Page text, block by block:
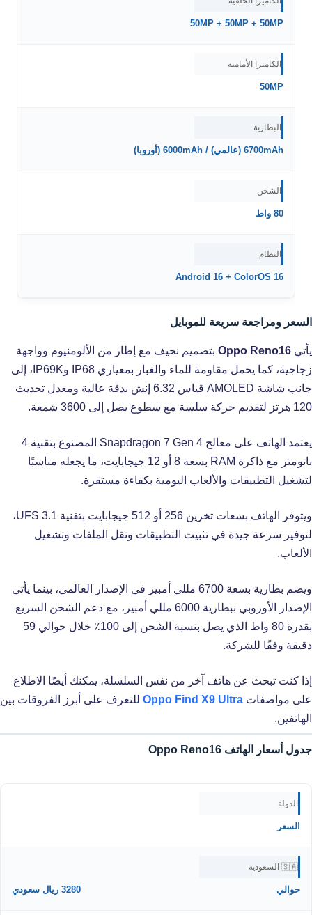
50MP + 50MP + 50MP
الكاميرا الأمامية
50MP
البطارية
6700mAh (عالمي) / 6000mAh (أوروبا)
الشحن
80 واط
النظام
Android 16 + ColorOS 16
السعر ومراجعة سريعة للموبايل
يأتي Oppo Reno16 بتصميم نحيف مع إطار من الألومنيوم وواجهة
زجاجية، كما يحمل مقاومة للماء والغبار بمعياري IP68 وIP69K، إلى
جانب شاشة AMOLED قياس 6.32 إنش بدقة عالية ومعدل تحديث
120 هرتز لتقديم حركة سلسة مع سطوع يصل إلى 3600 شمعة.
يعتمد الهاتف على معالج Snapdragon 7 Gen 4 المصنوع بتقنية 4
نانومتر مع ذاكرة RAM بسعة 8 أو 12 جيجابايت، ما يجعله مناسبًا
لتشغيل التطبيقات والألعاب اليومية بكفاءة مستقرة.
ويتوفر الهاتف بسعات تخزين 256 أو 512 جيجابايت بتقنية UFS 3.1،
لتوفير سرعة جيدة في تثبيت التطبيقات ونقل الملفات وتشغيل
الألعاب.
ويضم بطارية بسعة 6700 مللي أمبير في الإصدار العالمي، بينما يأتي
الإصدار الأوروبي ببطارية 6000 مللي أمبير، مع دعم الشحن السريع
بقدرة 80 واط الذي يصل بنسبة الشحن إلى 100٪ خلال حوالي 59
دقيقة وفقًا للشركة.
إذا كنت تبحث عن هاتف آخر من نفس السلسلة، يمكنك أيضًا الاطلاع
على مواصفات Oppo Find X9 Ultra للتعرف على أبرز الفروقات بين
الهاتفين.
جدول أسعار الهاتف Oppo Reno16
الدولة
السعر
🇸🇦 السعودية
حوالي 3280 ريال سعودي